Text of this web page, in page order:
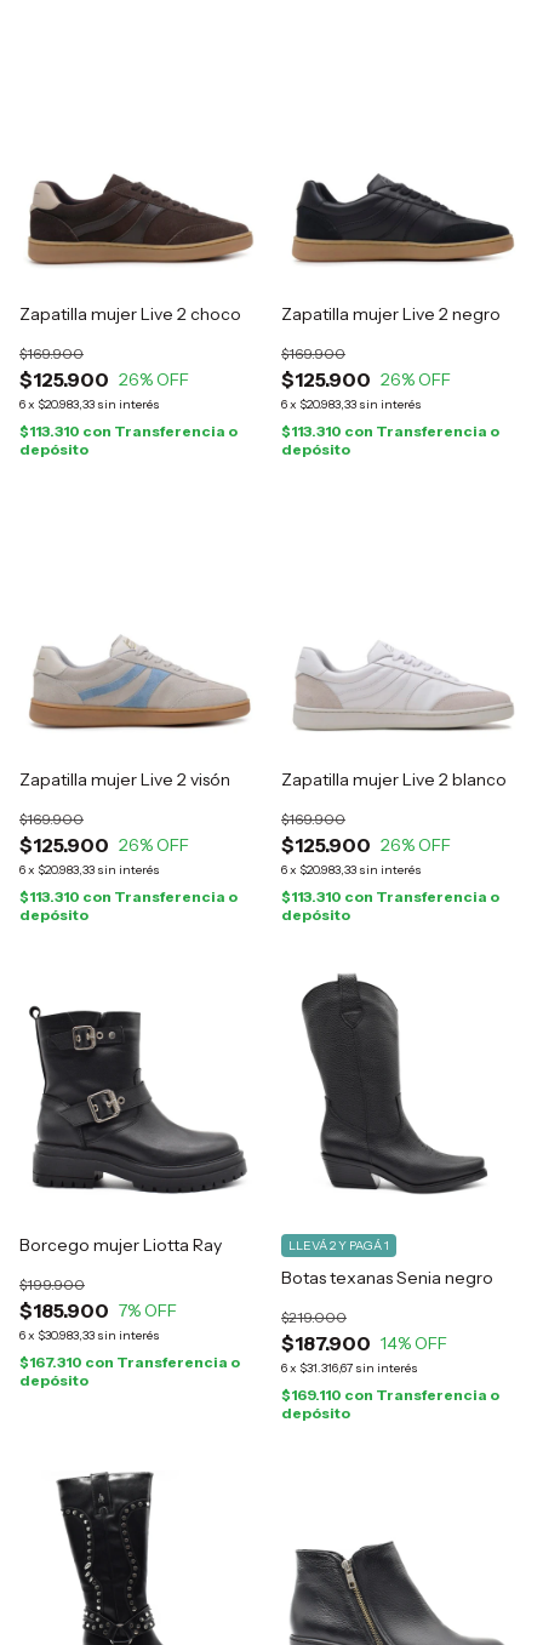
Zapatilla mujer Live 2 choco
$125.900
$169.900
26% OFF
6x $20.983,33 sin interés
$113.310 con Transferencia o
depósito
Zapatilla mujer Live 2 negro
$125.900
$169.900
26% OFF
6x $20.983,33 sin interés
$113.310 con Transferencia o
depósito
Zapatilla mujer Live 2 visón
$125.900
$169.900
26% OFF
6x $20.983,33 sin interés
$113.310 con Transferencia o
depósito
Zapatilla mujer Live 2 blanco
$125.900
$169.900
26% OFF
6x $20.983,33 sin interés
$113.310 con Transferencia o
depósito
Borcego mujer Liotta Ray
$185.900
$199.900
7% OFF
6x $30.983,33 sin interés
$167.310 con Transferencia o
depósito
Botas texanas Senia negro
$187.900
$219.000
14% OFF
6x $31.316,67 sin interés
LLEVÁ 2 Y PAGÁ 1
$169.110 con Transferencia o
depósito